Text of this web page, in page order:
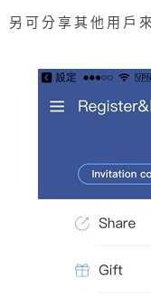
另可分享其他用戶